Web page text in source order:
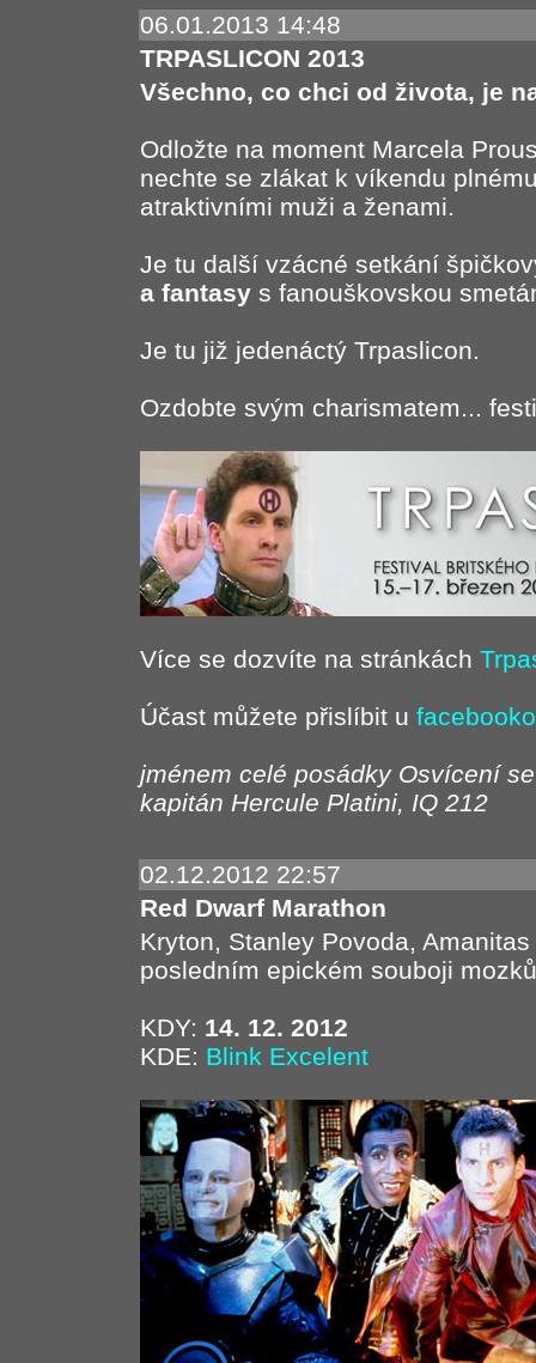
06.01.2013 14:48
TRPASLICON 2013
Všechno, co chci od života, je
Odložte na moment Marcela
nechte se zlákat k víkendu
atraktivními muži a ženami.
Je tu další vzácné setkání
a fantasy s fanouškovskou
Je tu již jedenáctý Trpaslicon.
Ozdobte svým charismatem...
Více se dozvíte na stránkách
Účast můžete přislíbit u
jménem celé posádky Osvícení
kapitán Hercule Platini, IQ 212
02.12.2012 22:57
Red Dwarf Marathon
Kryton, Stanley Povoda,
posledním epickém souboji
KDY: 14. 12. 2012
KDE: Blink Excelent